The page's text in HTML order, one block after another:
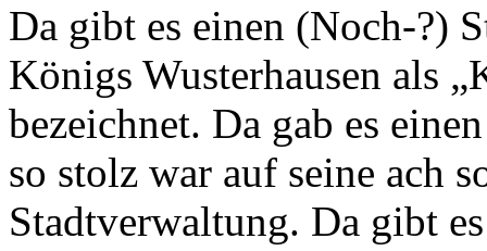
Da gibt es einen (Noch-?)
Königs Wusterhausen als
bezeichnet. Da gab es
so stolz war auf seine ach
Stadtverwaltung. Da gibt